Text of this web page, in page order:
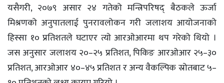
यसैगरी, २०७९ असार २४ गतेको मन्त्रिपरिषद् बैठकले ऊर्जा
मिश्रणको अनुपातलाई पुनरावलोकन गरी जलाशय आयोजनाको
हिस्सा १० प्रतिशतले घटाएर त्याे आरओआरमा थप गरेको थियो ।
जस अनुसार जलाशय २०–२५ प्रतिशत, पिकिङ आरओआर २५–३०
प्रतिशत, आरओआर ४०–४५ प्रतिशत र अन्य वैकल्पिक स्रोतबाट ५–